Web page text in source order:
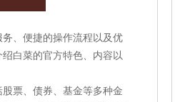
、便捷的操作流程以及优
白菜的官方特色、内容以
票、债券、基金等多种金